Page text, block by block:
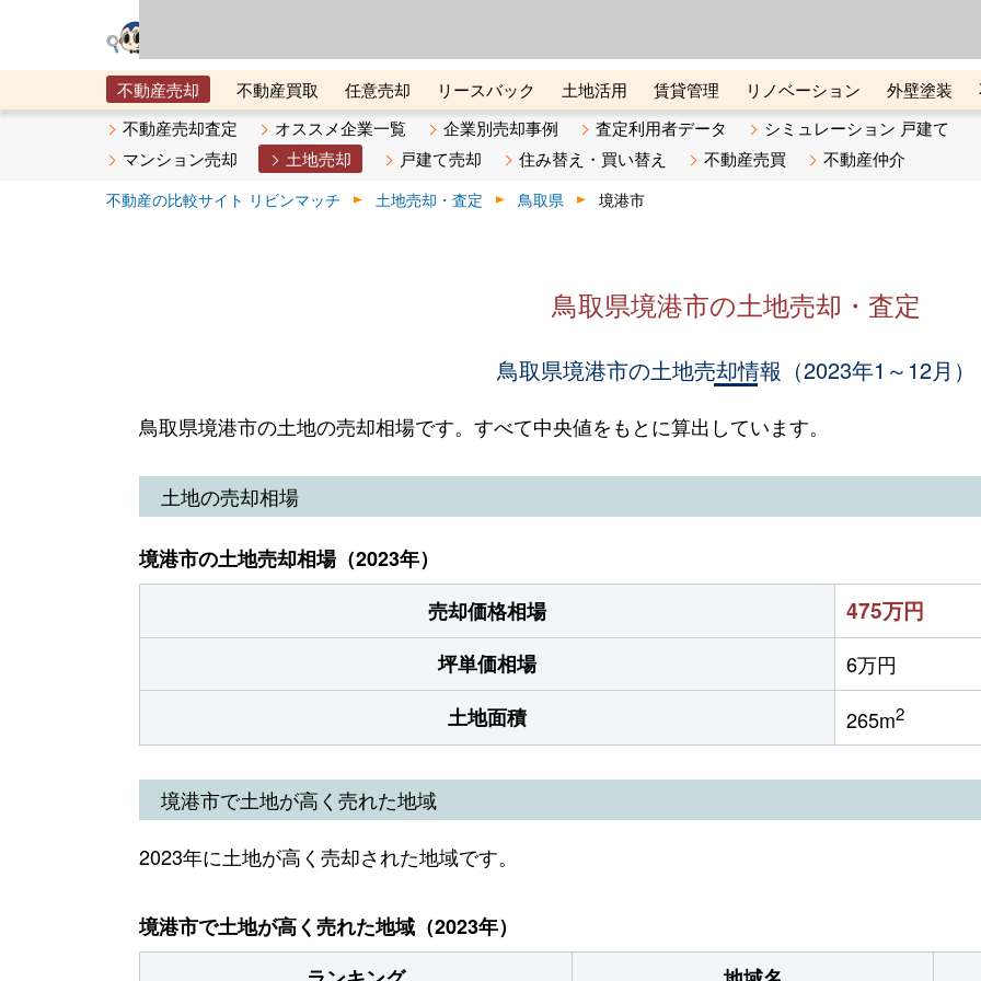
不動産売却 不動産買取 任意売却 リースバック 土地活用 賃貸管理 リノベーション 外壁塗装
メタ住宅展示場
ベスト不動産カンパニー オンライン講座 リビンマガジンBiz 不動産売却ご相談デスク
不動産売却査定 オススメ企業一覧 企業別売却事例 査定利用者データ
シミュレーション 戸建て
マンション売却
土地売却 戸建て売却 住み替え・買い替え 不動産売買 不動産仲介
不動産の比較サイト リビンマッチ 土地売却・査定 鳥取県 境港市
鳥取県境港市の土地売却・査定
鳥取県境港市の土地売却情報（2023年1～12月）
鳥取県境港市の土地の売却相場です。すべて中央値をもとに算出しています。
土地の売却相場
境港市の土地売却相場（2023年）
売却価格相場
475万円
坪単価相場
6万円
土地面積
265m2
境港市で土地が高く売れた地域
2023年に土地が高く売却された地域です。
境港市で土地が高く売れた地域（2023年）